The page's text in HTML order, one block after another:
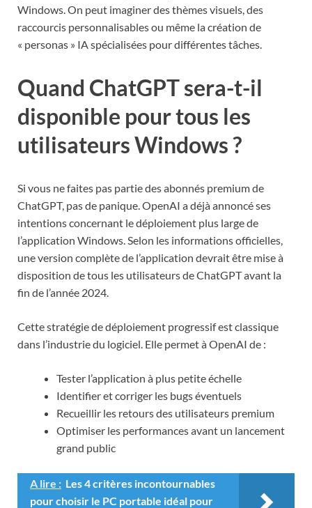
Windows. On peut imaginer des thèmes visuels, des
raccourcis personnalisables ou même la création de
« personas » IA spécialisées pour différentes tâches.
Quand ChatGPT sera-t-il
disponible pour tous les
utilisateurs Windows ?
Si vous ne faites pas partie des abonnés premium de
ChatGPT, pas de panique. OpenAI a déjà annoncé ses
intentions concernant le déploiement plus large de
l’application Windows. Selon les informations officielles,
une version complète de l’application devrait être mise à
disposition de tous les utilisateurs de ChatGPT avant la
fin de l’année 2024.
Cette stratégie de déploiement progressif est classique
dans l’industrie du logiciel. Elle permet à OpenAI de :
Tester l’application à plus petite échelle
Identifier et corriger les bugs éventuels
Recueillir les retours des utilisateurs premium
Optimiser les performances avant un lancement
grand public
A lire : Les 4 critères incontournables
pour choisir le PC portable idéal pour